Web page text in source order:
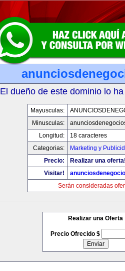
El dueño de este dominio lo
Mayusculas:
Minusculas:
Longitud:
18 caracteres
Categorias:
Marketing y
Precio:
Realizar una
Visitar!
Serán consideradas
Realizar una Oferta
Precio Ofrecido $